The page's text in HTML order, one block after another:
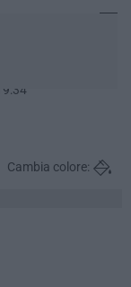
Cambia colore: